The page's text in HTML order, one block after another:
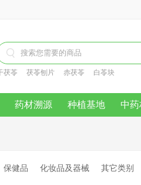

茯苓 茯苓刨片 赤茯苓 白苓块
药材溯源 种植基地 中
保健品 化妆品及器械 其它类别